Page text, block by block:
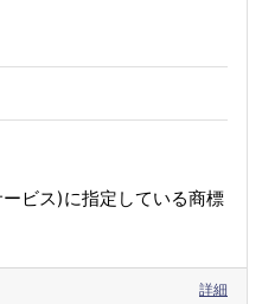
ビス)に指定している商標
詳細